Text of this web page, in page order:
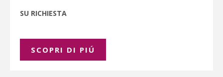
SU RICHIESTA
SCOPRI DI PIÚ